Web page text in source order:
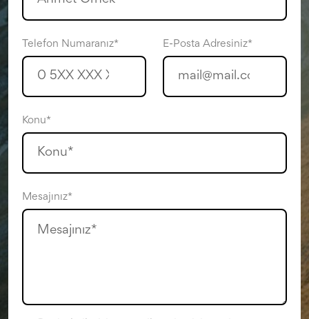
Telefon Numaranız* E-Posta Adresiniz*
Konu*
Mesajınız*